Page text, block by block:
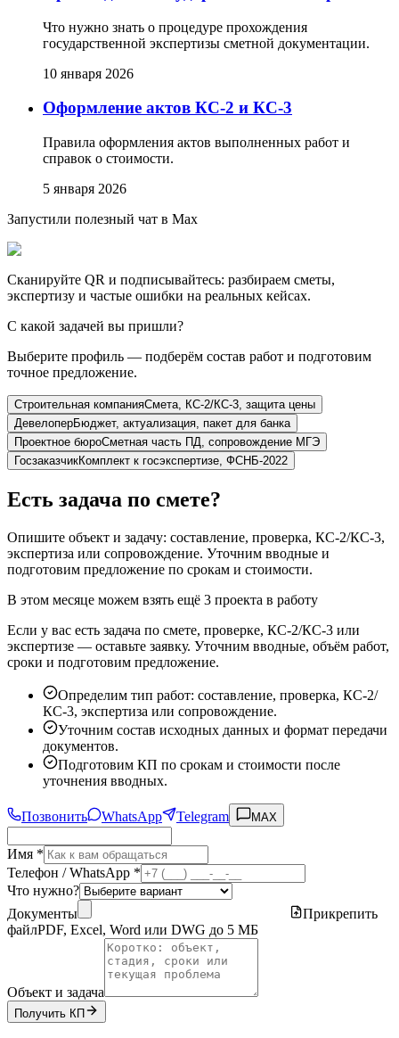
Что нужно знать о процедуре прохождения
государственной экспертизы сметной документации.
10 января 2026
Оформление актов КС-2 и КС-3
Правила оформления актов выполненных работ и
справок о стоимости.
5 января 2026
Запустили полезный чат в Max
Сканируйте QR и подписывайтесь: разбираем сметы,
экспертизу и частые ошибки на реальных кейсах.
С какой задачей вы пришли?
Выберите профиль — подберём состав работ и подготовим
точное предложение.
Строительная компанияСмета, КС-2/КС-3, защита цены
ДевелоперБюджет, актуализация, пакет для банка
Проектное бюроСметная часть ПД, сопровождение МГЭ
ГосзаказчикКомплект к госэкспертизе, ФСНБ-2022
Есть задача по смете?
Опишите объект и задачу: составление, проверка, КС-2/КС-3,
экспертиза или сопровождение. Уточним вводные и
подготовим предложение по срокам и стоимости.
В этом месяце можем взять ещё 3 проекта в работу
Если у вас есть задача по смете, проверке, КС-2/КС-3 или
экспертизе — оставьте заявку. Уточним вводные, объём работ,
сроки и подготовим предложение.
Определим тип работ: составление, проверка, КС-2/
КС-3, экспертиза или сопровождение.
Уточним состав исходных данных и формат передачи
документов.
Подготовим КП по срокам и стоимости после
уточнения вводных.
Позвонить WhatsApp Telegram MAX
Имя *
Телефон / WhatsApp *
Что нужно?
Документы
Прикрепить
файлPDF, Excel, Word или DWG до 5 МБ
Объект и задача
Получить КП